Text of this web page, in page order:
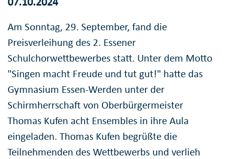
Am Sonntag, 29. September, fand die
Preisverleihung des 2. Essener
Schulchorwettbewerbes statt. Unter dem Motto
"Singen macht Freude und tut gut!" hatte das
Gymnasium Essen-Werden unter der
Schirmherrschaft von Oberbürgermeister
Thomas Kufen acht Ensembles in ihre Aula
eingeladen. Thomas Kufen begrüßte die
Teilnehmenden des Wettbewerbs und verlieh